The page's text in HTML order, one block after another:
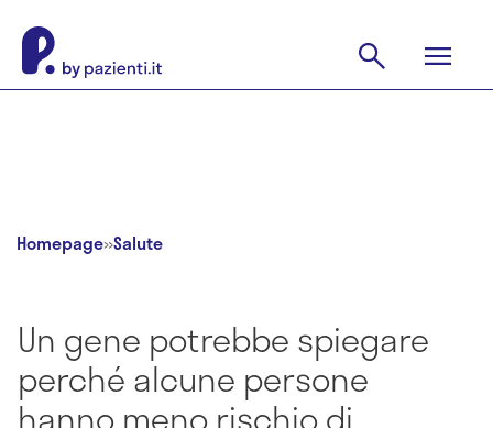
Homepage»Salute
Un gene potrebbe spiegare
perché alcune persone